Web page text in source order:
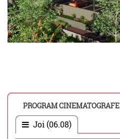
PROGRAM CINEMATOGRAFE
Joi (06.08)